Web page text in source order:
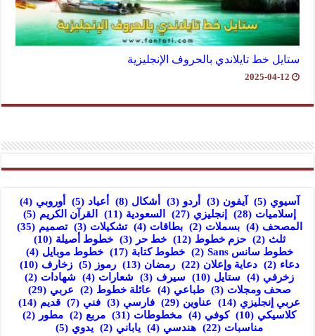
ستايل خط تايلاندي بالحروف الإنجليزية
2025-04-12
آسيوي (5) آيفون (3) أردو (3) أشكال (8) أعياد (5) أوروبي (4)
إسلاميات (28) إنجليزي (27) السعودية (11) القرآن الكريم (5)
المصحف (4) بسملات (2) بطاقات (4) تشكيلات (3) تصميم (35)
ثلث (2) حزم خطوط (12) خط حر (3) خطوط أصيلة (10)
خطوط سانس Sans
(2) خطوط كتابة (17) خطوط موبايل (4)
دعاء (2) دعاية وإعلان (22) رمضان (13) رموز (5) زخارف (10)
زخرفي (4) ستايل (10) سيرف (3) شعارات (4) شهادات (2)
صحف ومجلات (3) طباعي (4) عائلة خطوط (2) عربي (29)
عربي إنجليزي (14) عناوين (29) فارسي (3) فني (7) قديم (14)
كلاسيكي (10) كوفي (4) مخطوطات (31) مربع (2) مطور (2)
مناسبات (22) هندسي (4) ياباني (2) يدوي (5)